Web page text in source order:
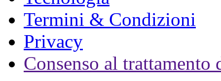
Termini & Condizioni
Privacy
Consenso al trattamento